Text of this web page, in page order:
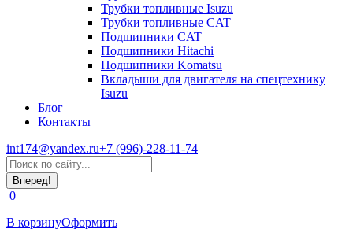
Трубки топливные Isuzu
Трубки топливные CAT
Подшипники CAT
Подшипники Hitachi
Подшипники Komatsu
Вкладыши для двигателя на спецтехнику
Isuzu
Блог
Контакты
int174@yandex.ru+7 (996)-228-11-74
Страница
WhatsApp
открывается
в
новом
окне
Поиск:
0
В корзинуОформить